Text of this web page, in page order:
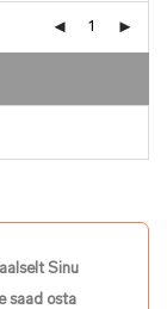
Sinu
saad osta